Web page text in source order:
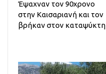
Έψαχναν τον 90χρονο
στην Καισαριανή και τον
βρήκαν στον καταψύκτη